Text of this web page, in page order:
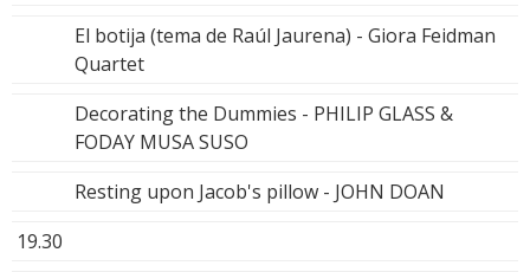
El botija (tema de Raúl Jaurena) - Giora Feidman
Quartet
Decorating the Dummies - PHILIP GLASS &
FODAY MUSA SUSO
Resting upon Jacob's pillow - JOHN DOAN
19.30